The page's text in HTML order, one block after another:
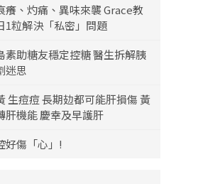
癢、灼痛、異味來襲 Grace教
1粒解決「私密」問題
素助糖友穩定控糖 醫生拆解胰
迷思
生痘痘 長期攰都可能肝損傷 黃
肝機能 慶幸及早護肝
好傷「心」!